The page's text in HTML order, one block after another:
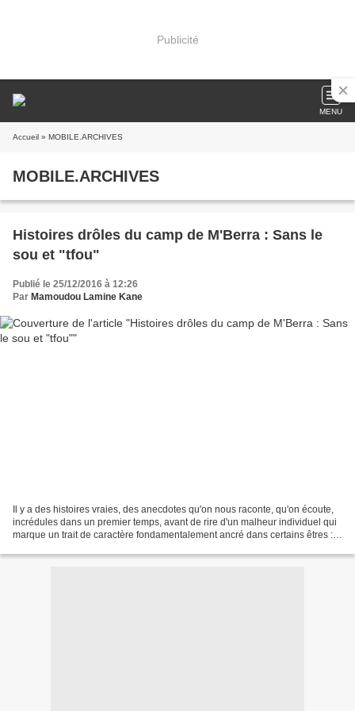
Publicité
MENU
Accueil » MOBILE.ARCHIVES
MOBILE.ARCHIVES
Histoires drôles du camp de M'Berra : Sans le
sou et "tfou"
Publié le 25/12/2016 à 12:26
Par Mamoudou Lamine Kane
Il y a des histoires vraies, des anecdotes qu'on nous raconte, qu'on écoute,
incrédules dans un premier temps, avant de rire d'un malheur individuel qui
marque un trait de caractère fondamentalement ancré dans certains êtres :